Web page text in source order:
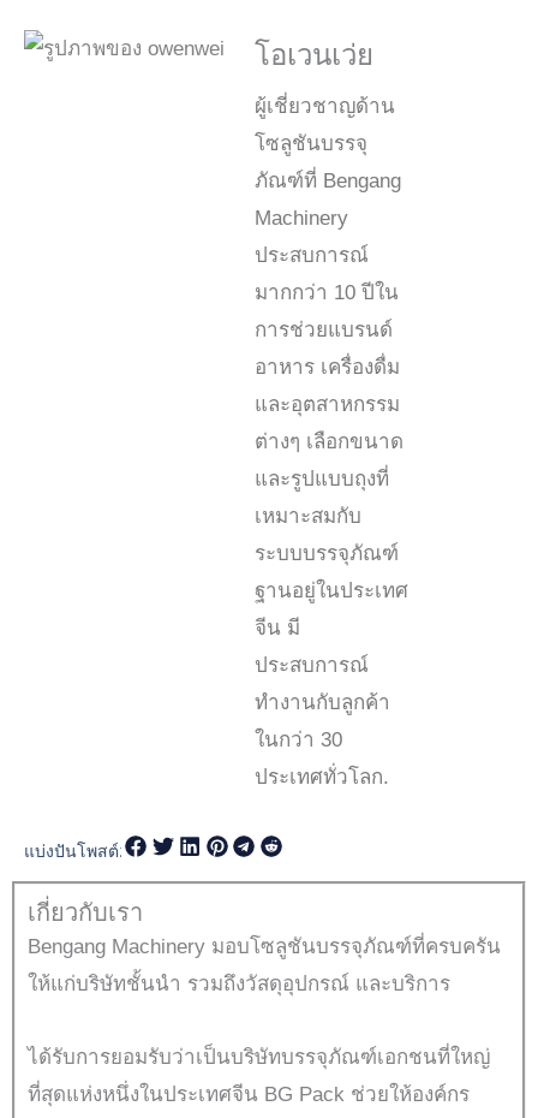
โอเวนเว่ย
ผู้เชี่ยวชาญด้าน
โซลูชันบรรจุ
ภัณฑ์ที่ Bengang
Machinery
ประสบการณ์
มากกว่า 10 ปีใน
การช่วยแบรนด์
อาหาร เครื่องดื่ม
และอุตสาหกรรม
ต่างๆ เลือกขนาด
และรูปแบบถุงที่
เหมาะสมกับ
ระบบบรรจุภัณฑ์
ฐานอยู่ในประเทศ
จีน มี
ประสบการณ์
ทำงานกับลูกค้า
ในกว่า 30
ประเทศทั่วโลก.
แบ่งปันโพสต์:
เกี่ยวกับเรา
Bengang Machinery มอบโซลูชันบรรจุภัณฑ์ที่ครบครัน
ให้แก่บริษัทชั้นนำ รวมถึงวัสดุอุปกรณ์ และบริการ
ได้รับการยอมรับว่าเป็นบริษัทบรรจุภัณฑ์เอกชนที่ใหญ่
ที่สุดแห่งหนึ่งในประเทศจีน BG Pack ช่วยให้องค์กร